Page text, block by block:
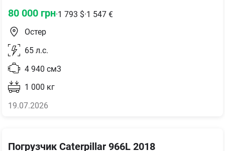
80 000 грн·1 793 $·1 547 €
Остер
65 л.с.
4 940 см3
1 000 кг
19.07.2026
Погрузчик Caterpillar 966L 2018